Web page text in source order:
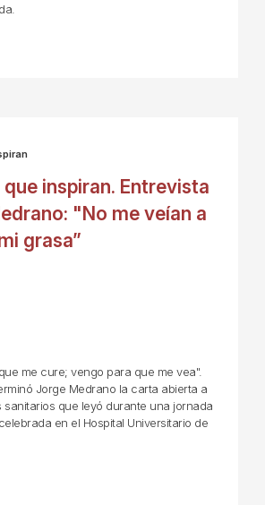
inspiran. Entrevista
"No me veían a
grasa”
me cure; vengo para que me vea".
Jorge Medrano la carta abierta a
sanitarios que leyó durante una jornada
en el Hospital Universitario de